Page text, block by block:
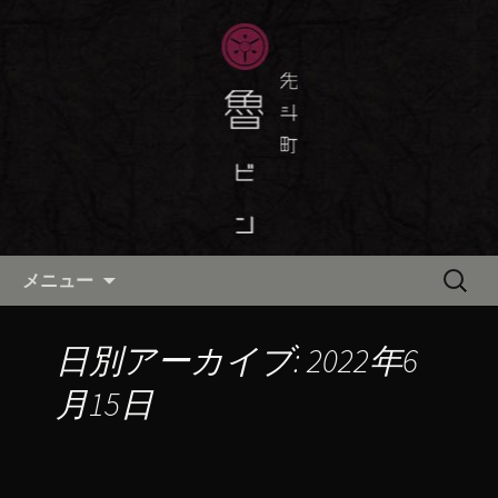
京都・先斗町の京料理・和食
「魯ビン（ろびん）」の公式ブ
京都・先斗町の京町家で美味しい季節
の京料理・和食が自慢の「魯ビン（ろ
びん）」がお店からのお知らせや、お
料理について最新情報をおとどけしま
メニュー
検
日別アーカイブ: 2022年6
月15日